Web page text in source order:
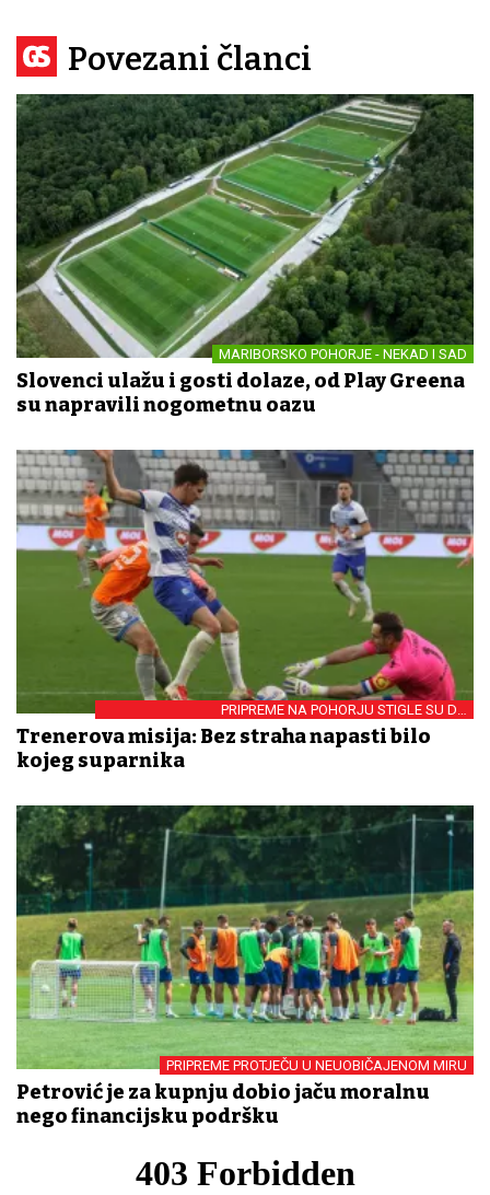
Povezani članci
MARIBORSKO POHORJE - NEKAD I SAD
Slovenci ulažu i gosti dolaze, od Play Greena
su napravili nogometnu oazu
PRIPREME NA POHORJU STIGLE SU DO
NAJZANIMLJIVIJE FAZE
Trenerova misija: Bez straha napasti bilo
kojeg suparnika
PRIPREME PROTJEČU U NEUOBIČAJENOM MIRU
Petrović je za kupnju dobio jaču moralnu
nego financijsku podršku